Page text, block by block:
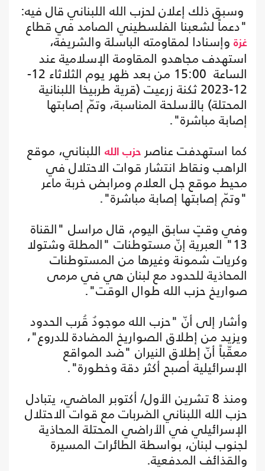
وسبق ذلك إعلان لحزب الله اللبناني قال فيه:
"دعماً لشعبنا الفلسطيني الصامد في قطاع
غزة وإسنادا لمقاومته الباسلة ‌‌‏والشريفة،
استهدف ‏مجاهدو المقاومة الإسلامية عند
الساعة‎ ‌‏15:00‌‎ ‎ من بعد ظهر يوم الثلاثاء 12-
12-2023 ثكنة زرعيت (قرية طربيخا اللبنانية
المحتلة) بالأسلحة المناسبة، وتمّ إصابتها
إصابة مباشرة".‏
كما استهدفت عناصر حزب الله
‎الراهب ونقاط انتشار قوات الاحتلال في
محيط موقع جل العلام ومرابض خربة ماعر
"وتمّ إصابتها إصابة مباشرة".
وفي وقتٍ سابق اليوم، قال مراسل "القناة
13" العبرية إنّ مستوطنات "المطلة وشتولا
وكريات شمونة وغيرها من المستوطنات
المحاذية للحدود مع لبنان هي في مرمى
صواريخ حزب الله طوال الوقت".
وأشار إلى أنّ "حزب الله موجودٌ قُرب الحدود
ويزيد من إطلاق الصواريخ المضادة للدروع"،
معقّباً أنّ إطلاق النيران "ضد المواقع
الإسرائيلية أصبح أكثر دقة وخطورة".
ومنذ 8 تشرين الأول/ أكتوبر الماضي، يتبادل
حزب الله اللبناني الضربات مع قوات الاحتلال
الإسرائيلي في الأراضي المحتلة المحاذية
لجنوب لبنان، بواسطة الطائرات المسيرة
والقذائف المدفعية.